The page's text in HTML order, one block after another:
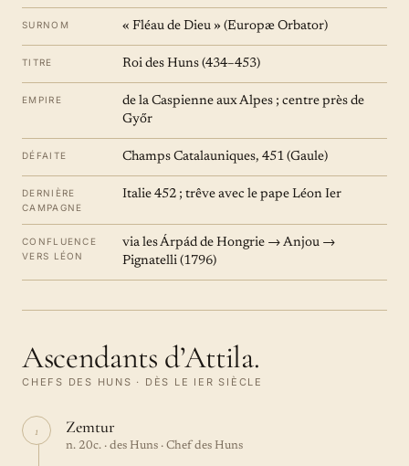
SURNOM « Fléau de Dieu » (Europæ Orbator)
TITRE Roi des Huns (434–453)
EMPIRE
de la Caspienne aux Alpes ; centre près de
Győr
DÉFAITE Champs Catalauniques, 451 (Gaule)
DERNIÈRE
CAMPAGNE
Italie 452 ; trêve avec le pape Léon Ier
CONFLUENCE
VERS LÉON
via les Árpád de Hongrie → Anjou →
Pignatelli (1796)
Ascendants d’Attila.
CHEFS DES HUNS · DÈS LE IER SIÈCLE
1 Zemtur
n. 20c. · des Huns · Chef des Huns